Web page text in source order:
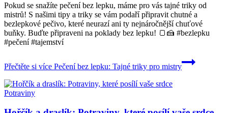
Pokud se snažíte pečení bez lepku, máme pro vás tajné triky od
mistrů! S našimi tipy a triky se vám podaří připravit chutné a
bezlepkové pečivo, které neurazí ani ty nejnáročnější chuťové
buňky. Buďte připraveni na poklady bez lepku! 🍞🍰 #bezlepku
#pečení #tajemství
Přečtěte si více Pečení bez lepku: Tajné triky pro mistry
Potraviny